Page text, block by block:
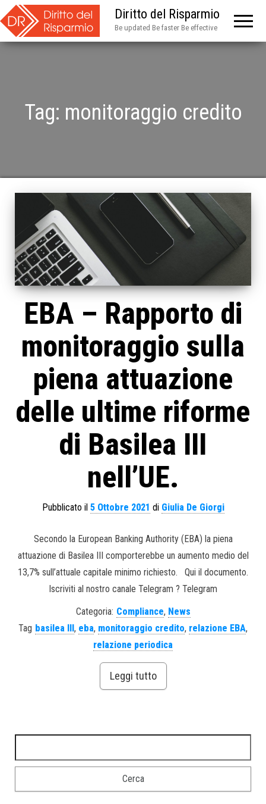
Diritto del Risparmio
Be updated Be faster Be effective
Tag: monitoraggio credito
EBA – Rapporto di
monitoraggio sulla
piena attuazione
delle ultime riforme
di Basilea III
nell’UE.
Pubblicato il 5 Ottobre 2021 di Giulia De Giorgi
Secondo la European Banking Authority (EBA) la piena
attuazione di Basilea III comporterebbe un aumento medio del
13,7% sull’attuale capitale minimo richiesto. Qui il documento.
Iscriviti al nostro canale Telegram ? Telegram
Categoria: Compliance, News
Tag basilea III , eba, monitoraggio credito, relazione EBA,
relazione periodica
Leggi tutto